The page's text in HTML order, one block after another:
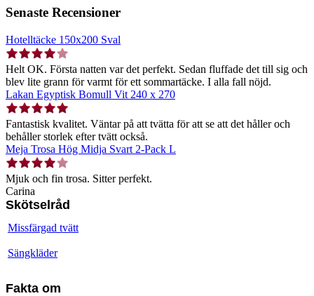
Senaste Recensioner
Hotelltäcke 150x200 Sval
Helt OK. Första natten var det perfekt. Sedan fluffade det till sig och
blev lite grann för varmt för ett sommartäcke. I alla fall nöjd.
Lakan Egyptisk Bomull Vit 240 x 270
Fantastisk kvalitet. Väntar på att tvätta för att se att det håller och
behåller storlek efter tvätt också.
Meja Trosa Hög Midja Svart 2-Pack L
Mjuk och fin trosa. Sitter perfekt.
Carina
Skötselråd
Missfärgad tvätt
Sängkläder
Fakta om